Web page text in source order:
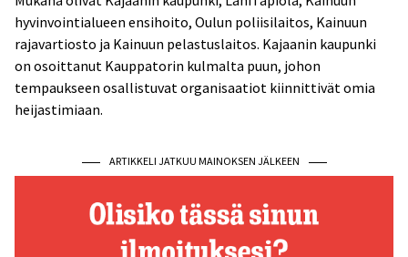
hyvinvointialueen ensihoito, Oulun poliisilaitos, Kainuun
rajavartiosto ja Kainuun pelastuslaitos. Kajaanin kaupunki
on osoittanut Kauppatorin kulmalta puun, johon
tempaukseen osallistuvat organisaatiot kiinnittivät omia
heijastimiaan.
ARTIKKELI JATKUU MAINOKSEN JÄLKEEN